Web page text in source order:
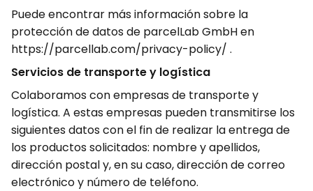
Puede encontrar más información sobre la
protección de datos de parcelLab GmbH en
https://parcellab.com/privacy-policy/ .
Servicios de transporte y logística
Colaboramos con empresas de transporte y
logística. A estas empresas pueden transmitirse los
siguientes datos con el fin de realizar la entrega de
los productos solicitados: nombre y apellidos,
dirección postal y, en su caso, dirección de correo
electrónico y número de teléfono.